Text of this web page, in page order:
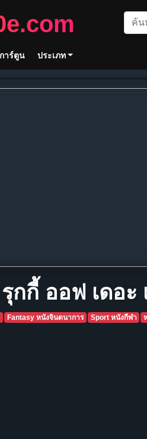
าร์ตูน ประเภท
กกี้ ออฟ เดอะ
Fantasy หนังจินตนาการ Sport หนังกีฬา